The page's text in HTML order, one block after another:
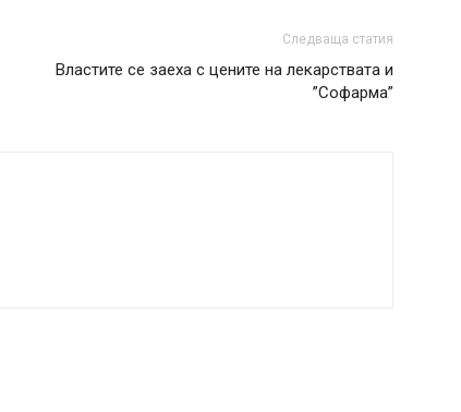
Следваща статия
Властите се заеха с цените на лекарствата и
”Софарма”